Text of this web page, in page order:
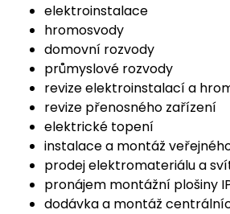
elektroinstalace
hromosvody
domovní rozvody
průmyslové rozvody
revize elektroinstalací a
revize přenosného zařízení
elektrické topení
instalace a montáž
prodej elektromateriálu a
pronájem montážní plošiny
dodávka a montáž